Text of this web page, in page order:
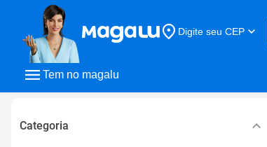
Tem no magalu
Digite seu CEP
Categoria